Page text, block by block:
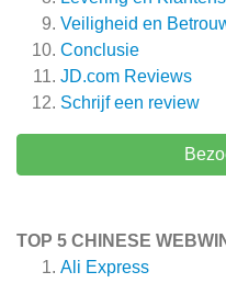
Veiligheid en
Conclusie
JD.com Reviews
Schrijf een review
TOP 5 CHINESE
Ali Express